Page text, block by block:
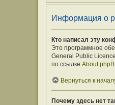
Информация о
Кто написал эту
Это программное
General Public
по ссылке About
Вернуться к
Почему здесь нет